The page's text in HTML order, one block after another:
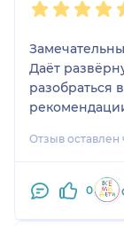
Даёт
разобраться
Отзыв
0